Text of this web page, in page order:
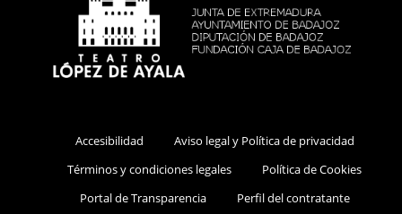
Accesibilidad
Aviso legal y Política de privacidad
Términos y condiciones legales
Política de Cookies
Portal de Transparencia
Perfil del contratante